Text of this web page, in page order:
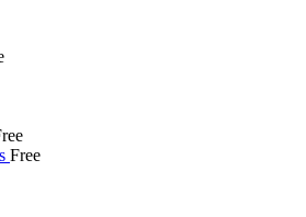
Free